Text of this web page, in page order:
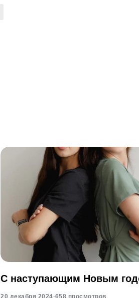
С наступающим Новым
20 декабря 2024·658 просмотров